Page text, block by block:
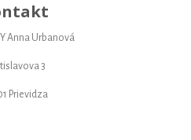
Anna Urbanová
3
Prievidza